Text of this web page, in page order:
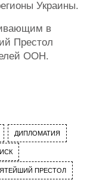
Украины.
в
Престол
ООН.
ДИПЛОМАТИЯ
ПРЕСТОЛ